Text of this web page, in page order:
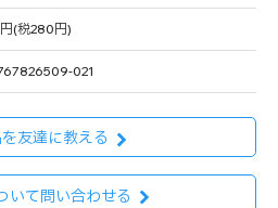
(税280円)
021
友達に教える
いて問い合わせる